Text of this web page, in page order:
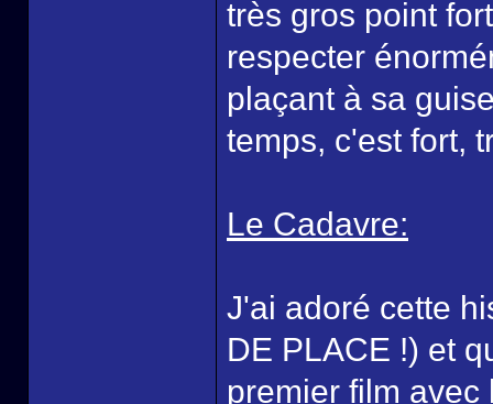
très gros point
respecter
plaçant à sa
temps, c'est fort,
Le Cadavre:
J'ai adoré cette
DE PLACE !) et
premier film